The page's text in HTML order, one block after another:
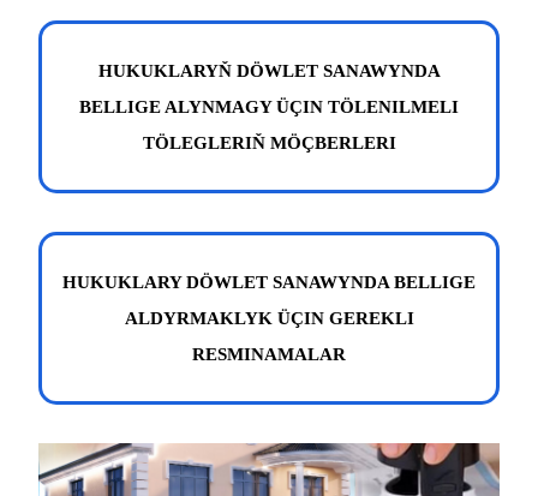
HUKUKLARYŇ DÖWLET SANAWYNDA
BELLIGE ALYNMAGY ÜÇIN TÖLENILMELI
TÖLEGLERIŇ MÖÇBERLERI
HUKUKLARY DÖWLET SANAWYNDA BELLIGE
ALDYRMAKLYK ÜÇIN GEREKLI
RESMINAMALAR